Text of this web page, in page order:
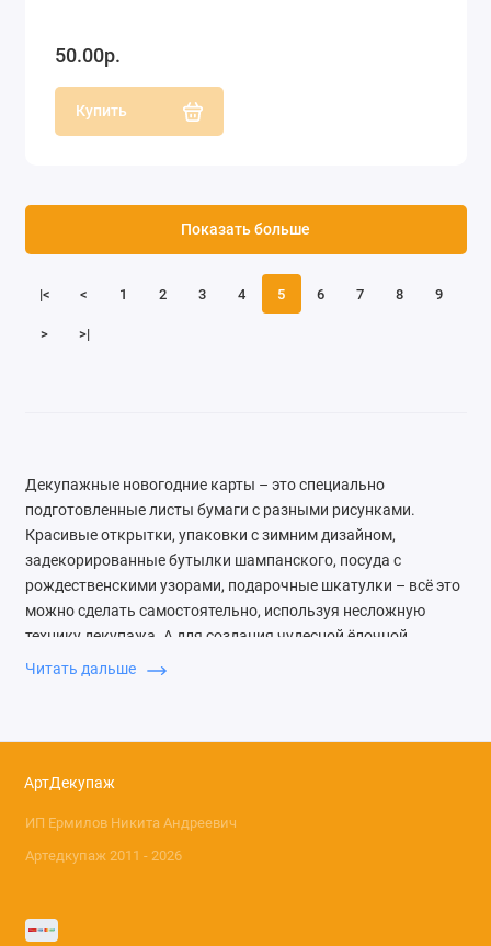
50.00р.
Купить
|< < 1 2 3 4 5 6 7 8 9
> >|
Показать больше
Декупажные новогодние карты – это специально
подготовленные листы бумаги с разными рисунками.
Красивые открытки, упаковки с зимним дизайном,
задекорированные бутылки шампанского, посуда с
рождественскими узорами, подарочные шкатулки – всё это
можно сделать самостоятельно, используя несложную
технику декупажа. А для создания чудесной ёлочной
игрушки или другого украшения вам точно понадобится
карту
Но это не так. Методика очень простая, а материалы
сможет каждый. Итак, чтобы сделать праздничное
Читать дальше
АртДекупаж
ИП Ермилов Никита Андреевич
Артедкупаж 2011 - 2026